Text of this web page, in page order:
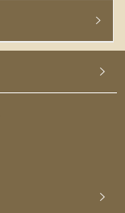


